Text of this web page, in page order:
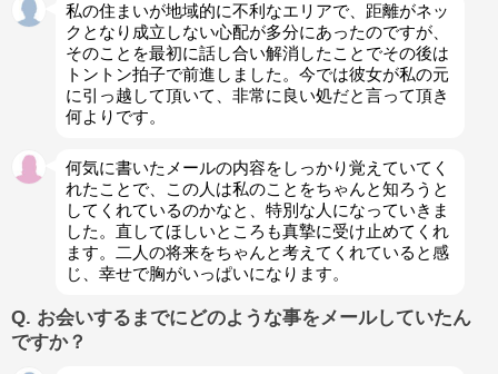
私の住まいが地域的に不利なエリアで、距離がネッ
クとなり成立しない心配が多分にあったのですが、
そのことを最初に話し合い解消したことでその後は
トントン拍子で前進しました。今では彼女が私の元
に引っ越して頂いて、非常に良い処だと言って頂き
何よりです。
何気に書いたメールの内容をしっかり覚えていてく
れたことで、この人は私のことをちゃんと知ろうと
してくれているのかなと、特別な人になっていきま
した。直してほしいところも真摯に受け止めてくれ
ます。二人の将来をちゃんと考えてくれていると感
じ、幸せで胸がいっぱいになります。
Q. お会いするまでにどのような事をメールしていたん
ですか？